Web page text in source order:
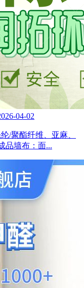
04-02
/聚酯纤维、亚麻、
品墙布：面...